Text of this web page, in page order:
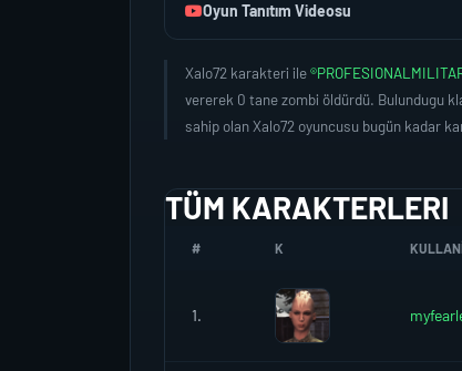
Oyun Tanıtım Videosu
Xalo72 karakteri ile
vererek 0 tane zombi öldürdü. Bulundugu
sahip olan Xalo72 oyuncusu bugün kadar
TÜM KARAKTERLERI
# K
1.